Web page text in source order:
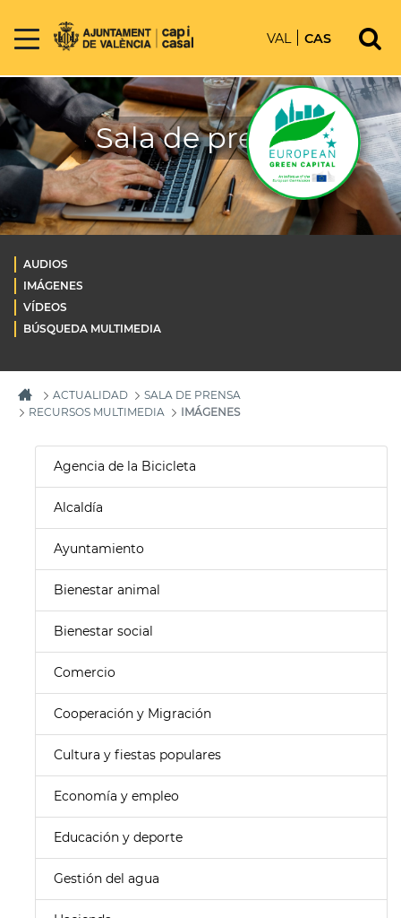
VAL CAS
Sala de prensa
AUDIOS
IMÁGENES
VÍDEOS
BÚSQUEDA MULTIMEDIA
ACTUALIDAD
SALA DE PRENSA
RECURSOS MULTIMEDIA
IMÁGENES
Agencia de la Bicicleta
Alcaldía
Ayuntamiento
Bienestar animal
Bienestar social
Comercio
Cooperación y Migración
Cultura y fiestas populares
Economía y empleo
Educación y deporte
Gestión del agua